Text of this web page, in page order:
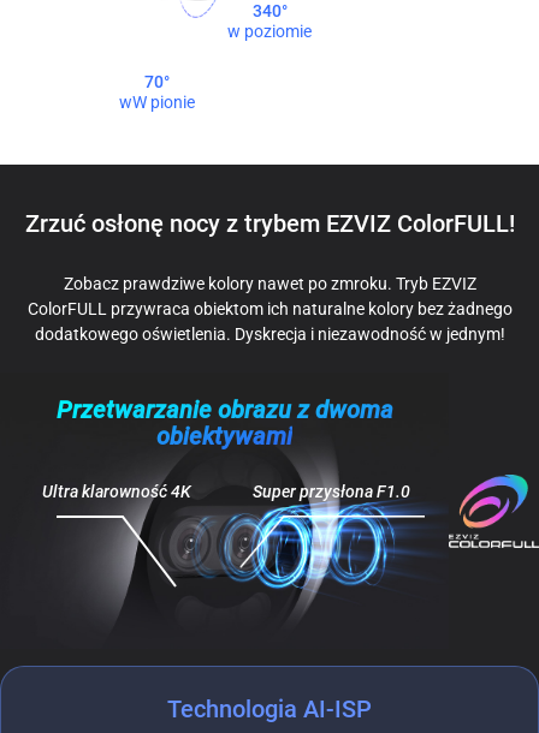
340°
w poziomie
70°
wW pionie
Zrzuć osłonę nocy z trybem EZVIZ ColorFULL!
Zobacz prawdziwe kolory nawet po zmroku. Tryb EZVIZ
ColorFULL przywraca obiektom ich naturalne kolory bez żadnego
dodatkowego oświetlenia. Dyskrecja i niezawodność w jednym!
Przetwarzanie obrazu z dwoma
obiektywami
Ultra klarowność 4K Super przysłona F1.0
Technologia AI-ISP